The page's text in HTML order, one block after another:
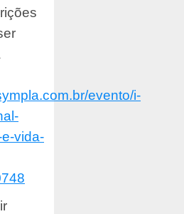
evento/i-
vida-